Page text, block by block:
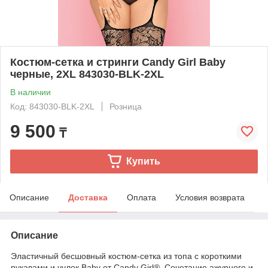
Костюм-сетка и стринги Candy Girl Baby
черные, 2XL 843030-BLK-2XL
В наличии
Код: 843030-BLK-2XL
Розница
9 500 ₸
Купить
Описание Доставка Оплата Условия возврата
Описание
Эластичный бесшовный костюм-сетка из топа с короткими